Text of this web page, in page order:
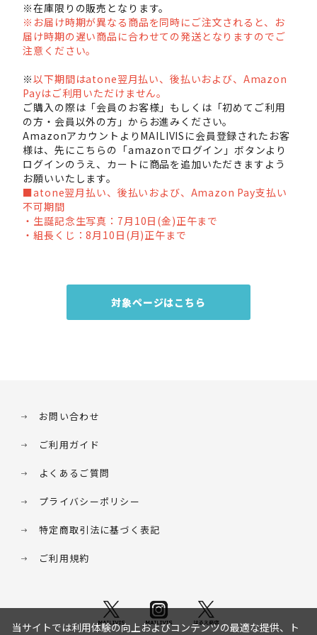
※在庫限りの販売となります。
※お届け時期が異なる商品を同時にご注文されると、お
届け時期の遅い商品に合わせての発送となりますのでご
注意ください。
※以下期間はatone翌月払い、後払いおよび、Amazon
Payはご利用いただけません。
ご購入の際は「会員のお客様」もしくは「初めてご利用
の方・会員以外の方」からお進みください。
AmazonアカウントよりMAILIVISに会員登録されたお客
様は、先にこちらの「amazonでログイン」ボタンより
ログインのうえ、カートに商品を追加いただきますよう
お願いいたします。
■atone翌月払い、後払いおよび、Amazon Pay支払い
不可期間
・生誕記念生写真：7月10日(金)正午まで
・組長くじ：8月10日(月)正午まで
対象ページはこちら
お問い合わせ
ご利用ガイド
よくあるご質問
プライバシーポリシー
特定商取引法に基づく表記
ご利用規約
当サイトでは利用体験の向上およびコンテンツの最適な提供、ト